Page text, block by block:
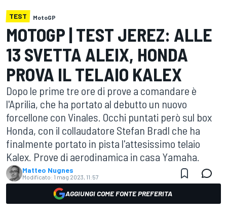
TEST MotoGP
MOTOGP | TEST JEREZ: ALLE
13 SVETTA ALEIX, HONDA
PROVA IL TELAIO KALEX
Dopo le prime tre ore di prove a comandare è
l'Aprilia, che ha portato al debutto un nuovo
forcellone con Vinales. Occhi puntati però sul box
Honda, con il collaudatore Stefan Bradl che ha
finalmente portato in pista l'attesissimo telaio
Kalex. Prove di aerodinamica in casa Yamaha.
Matteo Nugnes
Modificato: 1 mag 2023, 11:57
AGGIUNGI COME FONTE PREFERITA